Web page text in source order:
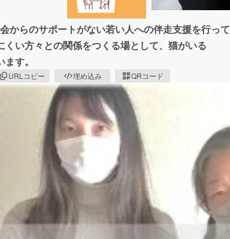
からのサポートがない若い人への伴走支援を行って
い方々との関係をつくる場として、猫がいる
す。
URLコピー 埋め込み QRコード